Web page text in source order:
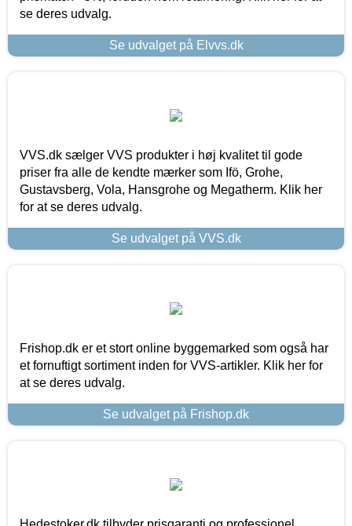
se deres udvalg.
Se udvalget på Elvvs.dk
VVS.dk sælger VVS produkter i høj kvalitet til gode
priser fra alle de kendte mærker som Ifö, Grohe,
Gustavsberg, Vola, Hansgrohe og Megatherm. Klik her
for at se deres udvalg.
Se udvalget på VVS.dk
Frishop.dk er et stort online byggemarked som også har
et fornuftigt sortiment inden for VVS-artikler. Klik her for
at se deres udvalg.
Se udvalget på Frishop.dk